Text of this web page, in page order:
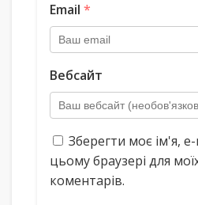
Email *
Вебсайт
Зберегти моє ім'я,
цьому браузері для
коментарів.